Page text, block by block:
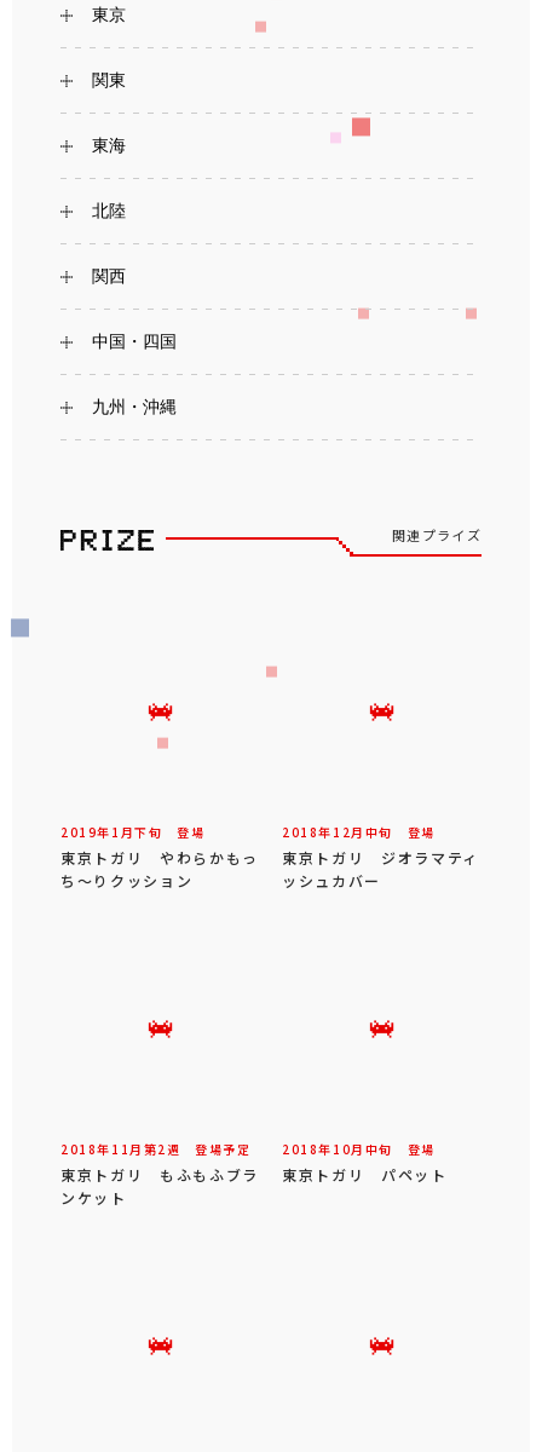
東京
関東
東海
北陸
関西
中国・四国
九州・沖縄
関連プライズ
2019年 1 月下旬 登場
東京トガリ やわらかもっ
ち～りクッション
2018年 12 月 中旬 登場
東京トガリ ジオラマティ
ッシュカバー
2018年 11 月第2 週 登場予定
東京トガリ もふもふブラ
ンケット
2018年 10月 中旬 登場
東京トガリ パペット